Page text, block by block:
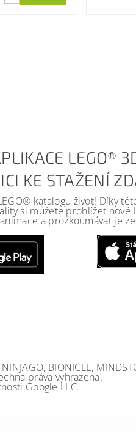
LEGO®
KE STAŽENÍ
katalogu život! Díky
si můžete prohlížet nové
a prozkoumávat je
BIONICLE,
práva vyhrazena.
Google LLC.